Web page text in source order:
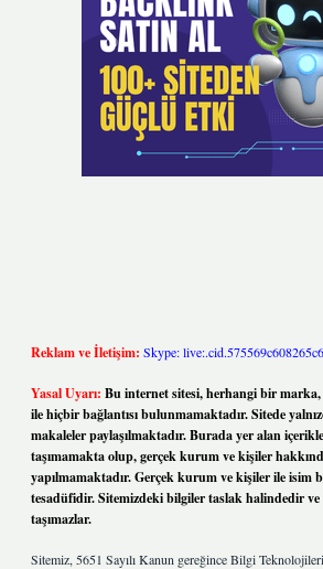
Reklam ve İletişim: Skype:
Yasal Uyarı: Bu internet sitesi, herhangi bir
ile hiçbir bağlantısı bulunmamaktadır. Sitede
makaleler paylaşılmaktadır. Burada yer alan
taşımamakta olup, gerçek kurum ve kişiler
yapılmamaktadır. Gerçek kurum ve kişiler ile isim
tesadüfidir. Sitemizdeki bilgiler taslak halindedir
taşımazlar.
Sitemiz, 5651 Sayılı Kanun gereğince Bilgi